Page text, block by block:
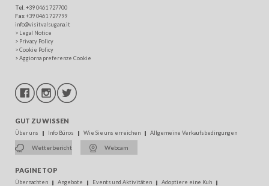
Tel . +39 0461 727700
Fax+39 0461 727799
info@visitvalsugana.it
> Legal Notice
> Privacy Policy
>Cookie Policy
>Aggiorna preferenze Cookie
GUT ZU WISSEN
Über uns Info Büros Wie Sie uns erreichen Allgemeine Verkaufsbedingungen
Wetterbericht Webcam
PAGINE TOP
Übernachten Angebote Events und Aktivitäten
Adoptiere eine Kuh